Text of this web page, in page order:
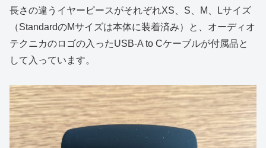
長さの違うイヤーピースがそれぞれXS、S、M、Lサイズ
（StandardのMサイズは本体に装着済み）と、オーディオ
テクニカのロゴの入ったUSB-A to Cケーブルが付属品と
して入っています。